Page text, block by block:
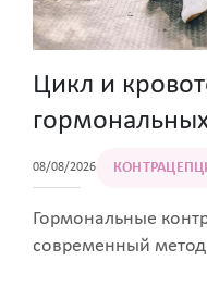
Цикл и
08/08/2026
Гормональные
современный